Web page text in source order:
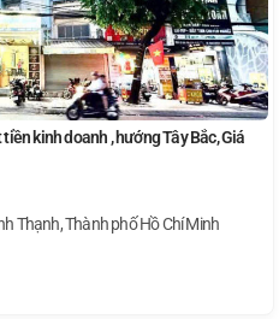
kinh doanh , hướng Tây Bắc, Giá
Bình Thạnh, Thành phố Hồ Chí Minh